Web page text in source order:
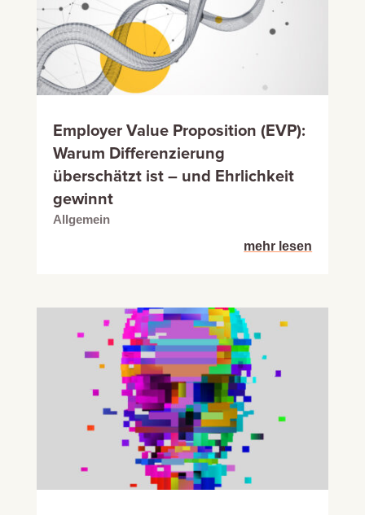
Employer Value Proposition (EVP):
Warum Differenzierung
überschätzt ist – und Ehrlichkeit
gewinnt
Allgemein
mehr lesen